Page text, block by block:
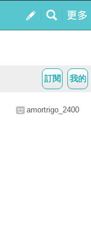
我的
訂閱
amortrigo_2400